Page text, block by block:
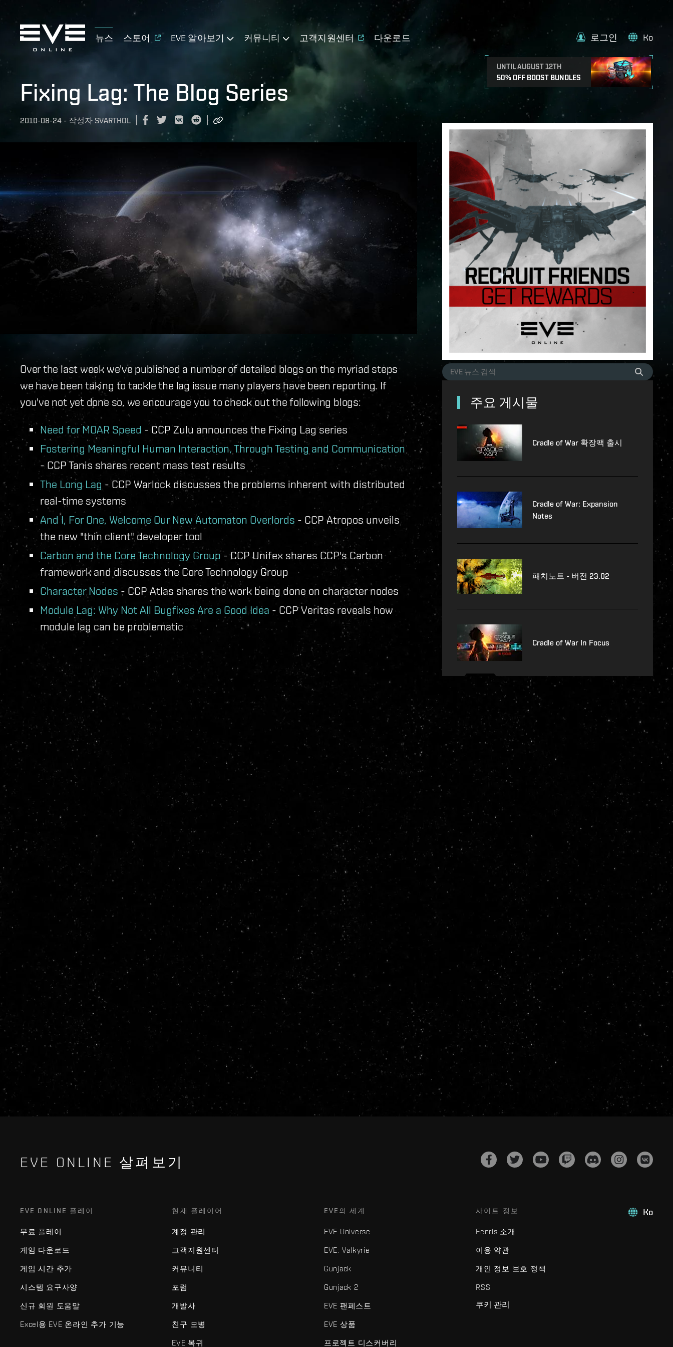
뉴스 스토어 EVE 알아보기 커뮤니티 고객지원센터 다운로드
UNTIL AUGUST 12TH
50% OFF BOOST BUNDLES
로그인 Ko
Fixing Lag: The Blog Series
2010-08-24 - 작성자 SVARTHOL
Over the last week we've published a number of detailed blogs on the myriad steps
we have been taking to tackle the lag issue many players have been reporting. If
you've not yet done so, we encourage you to check out the following blogs:
Need for MOAR Speed - CCP Zulu announces the Fixing Lag series
Fostering Meaningful Human Interaction, Through Testing and Communication
- CCP Tanis shares recent mass test results
The Long Lag - CCP Warlock discusses the problems inherent with distributed
real-time systems
And I, For One, Welcome Our New Automaton Overlords - CCP Atropos unveils
the new "thin client" developer tool
Carbon and the Core Technology Group- CCP Unifex shares CCP's Carbon
framework and discusses the Core Technology Group
Character Nodes - CCP Atlas shares the work being done on character nodes
Module Lag: Why Not All Bugfixes Are a Good Idea - CCP Veritas reveals how
module lag can be problematic
주요 게시물
Cradle of War 확장팩 출시
Cradle of War: Expansion
Notes
패치노트 - 버전 23.02
Cradle of War In Focus
EVE ONLINE 살펴보기
Ko
EVE ONLINE 플레이
무료 플레이
게임 다운로드
게임 시간 추가
시스템 요구사양
신규 회원 도움말
Excel용 EVE 온라인 추가 기능
현재 플레이어
계정 관리
고객지원센터
커뮤니티
포럼
개발사
친구 모병
EVE 복귀
EVE의 세계
EVE Universe
EVE: Valkyrie
Gunjack
Gunjack 2
EVE 팬페스트
EVE 상품
프로젝트 디스커버리
사이트 정보
Fenris 소개
이용 약관
개인 정보 보호 정책
RSS
쿠키 관리